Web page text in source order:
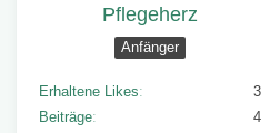
Pflegeherz
Anfänger
Erhaltene Likes
3
Beiträge
4